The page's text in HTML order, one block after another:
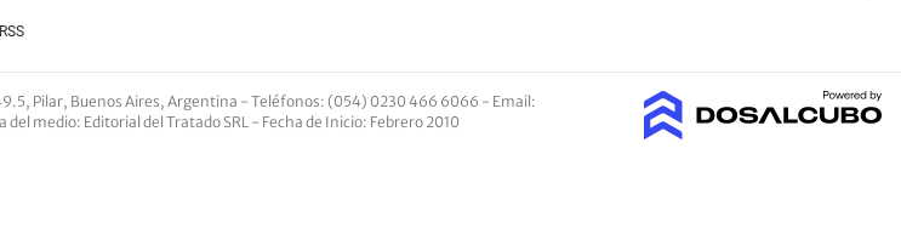
RSS
Pilar, Buenos Aires, Argentina - Teléfonos: (054) 0230 466 6066 - Email:
del medio: Editorial del Tratado SRL - Fecha de Inicio: Febrero 2010